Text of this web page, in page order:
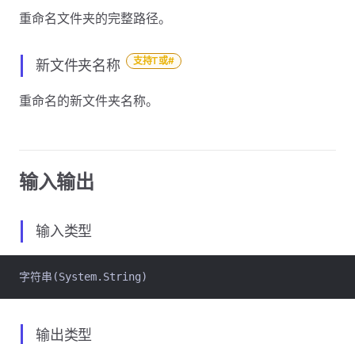
重命名文件夹的完整路径。
新文件夹名称 支持T或#
重命名的新文件夹名称。
输入输出
输入类型
字符串(System.String)
输出类型